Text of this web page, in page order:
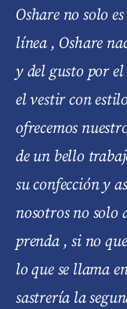
Oshare no solo
línea , Oshare
y del gusto por
el vestir con
ofrecemos
de un bello
su confección y
nosotros no solo
prenda , si no
lo que se llama
sastrería la